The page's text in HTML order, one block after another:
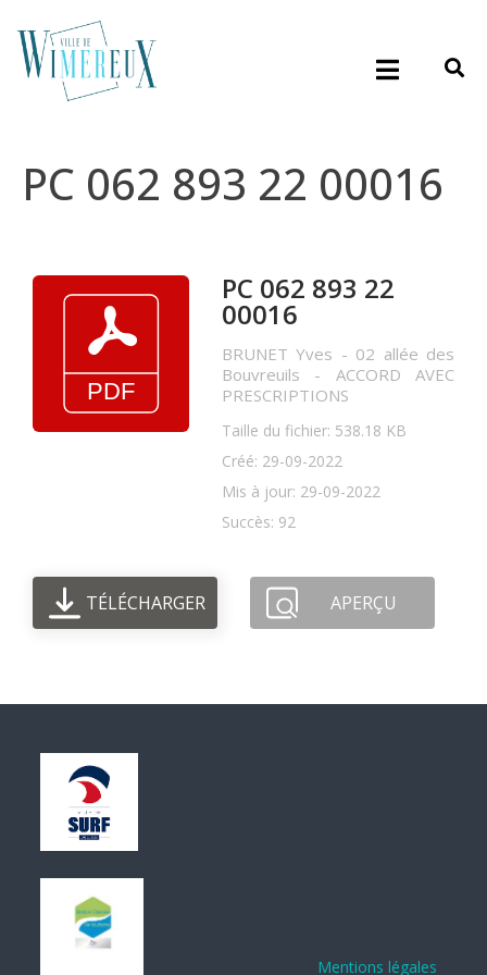
PC 062 893 22 00016
PC 062 893 22
00016
BRUNET Yves - 02 allée des
Bouvreuils - ACCORD AVEC
PRESCRIPTIONS
Taille du fichier: 538.18 KB
Créé: 29-09-2022
Mis à jour: 29-09-2022
Succès: 92
TÉLÉCHARGER APERÇU
Mentions légales